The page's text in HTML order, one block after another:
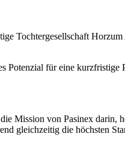
Tochtergesellschaft
Potenzial für eine kurzfristige
Mission von Pasinex darin,
gleichzeitig die höchsten